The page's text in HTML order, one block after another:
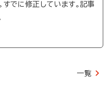
すでに修正しています。記事
一覧